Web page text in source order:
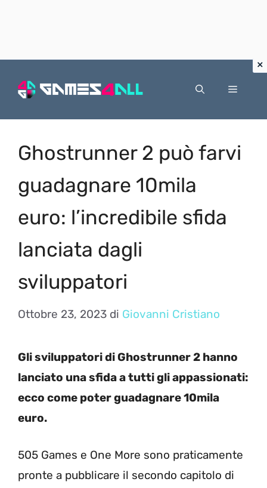
Menu
Ghostrunner 2 può farvi
guadagnare 10mila
euro: l’incredibile sfida
lanciata dagli
sviluppatori
Ottobre 23, 2023 di Giovanni Cristiano
Gli sviluppatori di Ghostrunner 2 hanno
lanciato una sfida a tutti gli appassionati:
ecco come poter guadagnare 10mila
euro.
505 Games e One More sono praticamente
pronte a pubblicare il secondo capitolo di